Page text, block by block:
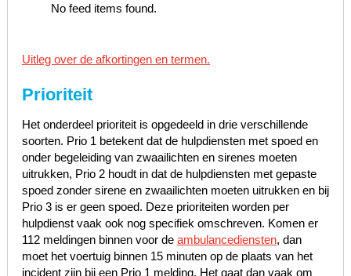
No feed items found.
Uitleg over de afkortingen en termen.
Prioriteit
Het onderdeel prioriteit is opgedeeld in drie verschillende
soorten. Prio 1 betekent dat de hulpdiensten met spoed en
onder begeleiding van zwaailichten en sirenes moeten
uitrukken, Prio 2 houdt in dat de hulpdiensten met gepaste
spoed zonder sirene en zwaailichten moeten uitrukken en bij
Prio 3 is er geen spoed. Deze prioriteiten worden per
hulpdienst vaak ook nog specifiek omschreven. Komen er
112 meldingen binnen voor de ambulancediensten, dan
moet het voertuig binnen 15 minuten op de plaats van het
incident zijn bij een Prio 1 melding. Het gaat dan vaak om